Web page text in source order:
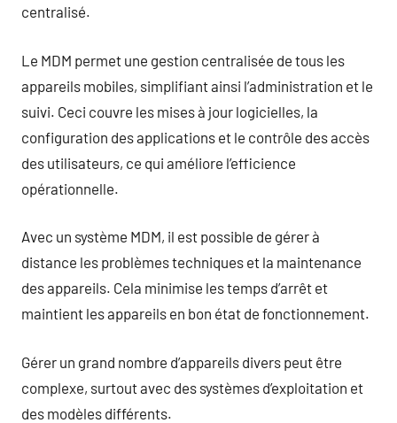
centralisé.
Le MDM permet une gestion centralisée de tous les
appareils mobiles, simplifiant ainsi l’administration et le
suivi. Ceci couvre les mises à jour logicielles, la
configuration des applications et le contrôle des accès
des utilisateurs, ce qui améliore l’efficience
opérationnelle.
Avec un système MDM, il est possible de gérer à
distance les problèmes techniques et la maintenance
des appareils. Cela minimise les temps d’arrêt et
maintient les appareils en bon état de fonctionnement.
Gérer un grand nombre d’appareils divers peut être
complexe, surtout avec des systèmes d’exploitation et
des modèles différents.